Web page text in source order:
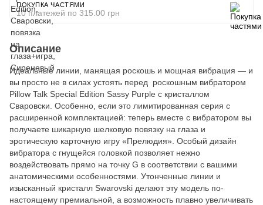
ПОКУПКА ЧАСТЯМИ
10 платежей по 315.00 грн
Описание
Идеальные линии, манящая роскошь и мощная вибрация — и
вы просто не в силах устоять перед роскошным вибратором
Pillow Talk Special Edition Sassy Purple c кристаллом
Сваровски. Особенно, если это лимитированная серия с
расширенной комплектацией: теперь вместе с вибратором вы
получаете шикарную шелковую повязку на глаза и
эротическую карточную игру «Прелюдия». Особый дизайн
вибратора с гнущейся головкой позволяет нежно
воздействовать прямо на точку G в соответствии с вашими
анатомическими особенностями. Утонченные линии и
изысканный кристалл Swarovski делают эту модель по-
настоящему премиальной, а возможность плавно увеличивать